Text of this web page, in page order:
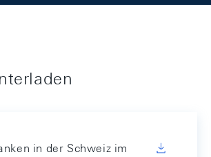
in der Schweiz im